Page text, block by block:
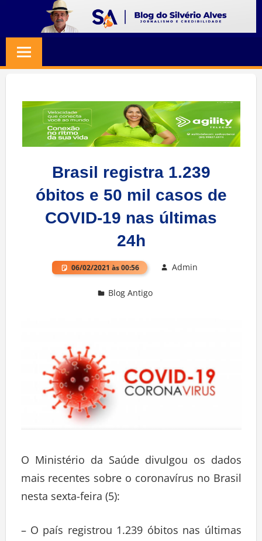
content
SILVERIO
ALVES
Jornalismo
Credibilidade
Brasil registra 1.239
óbitos e 50 mil casos de
COVID-19 nas últimas
24h
06/02/2021 às 00:56 Admin
Blog Antigo
O Ministério da Saúde divulgou os dados
mais recentes sobre o coronavírus no Brasil
nesta sexta-feira (5):
– O país registrou 1.239 óbitos nas últimas